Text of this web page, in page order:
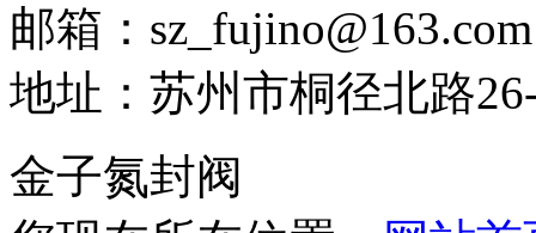
邮箱：sz_fujino@163.com
地址：苏州市桐径北路
金子氮封阀